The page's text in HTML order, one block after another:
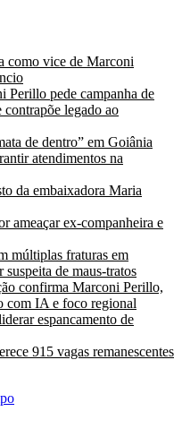
como vice de Marconi
Perillo pede campanha de
contrapõe legado ao
de dentro” em Goiânia
atendimentos na
da embaixadora Maria
ameaçar ex-companheira e
múltiplas fraturas em
de maus-tratos
confirma Marconi Perillo,
com IA e foco regional
espancamento de
915 vagas remanescentes